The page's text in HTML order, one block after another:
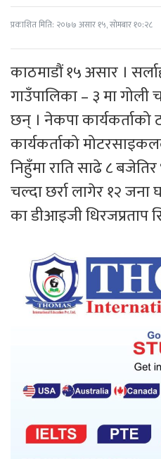
प्रकाशित मिति: २०७७ असार १५, सोमबार १०:२८
काठमाडौं १५ असार ।
गाउँपालिका – ३ मा
छन् । नेकपा कार्यकर्ताको
कार्यकर्ताको
निहुँमा राति साढे ८
चल्दा छर्रा लागेर १२ जना
का डीआइजी धिरजप्रताप